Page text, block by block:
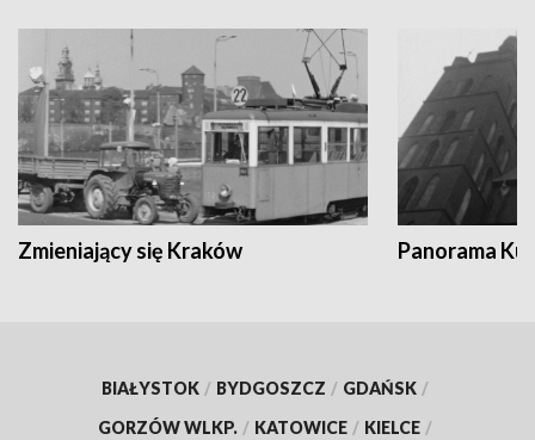
Zmieniający się Kraków Panorama
BIAŁYSTOK / BYDGOSZCZ / GDAŃSK /
GORZÓW WLKP. / KATOWICE / KIELCE /